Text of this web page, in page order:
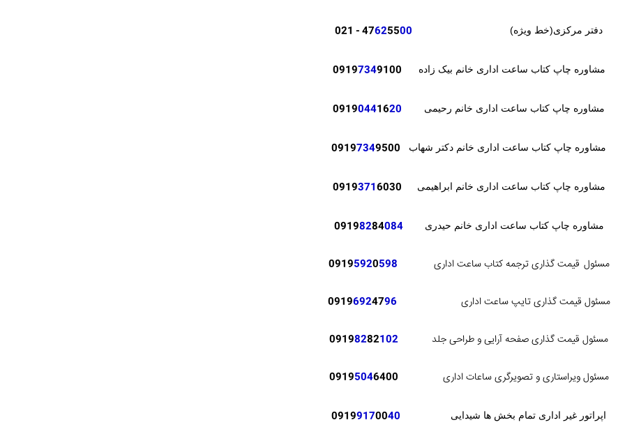
دفتر مرکزی(خط ویژه) 47625500
- 021
مشاوره چاپ کتاب ساعت اداری خانم بیک زاده 09197349100
مشاوره چاپ کتاب ساعت اداری خانم رحیمی 09190441620
مشاوره چاپ کتاب ساعت اداری خانم دکتر شهاب 09197349500
مشاوره چاپ کتاب ساعت اداری خانم ابراهیمی 3716030
مشاوره چاپ کتاب ساعت اداری خانم حیدری 0919
8284084
مسئول قیمت گذاری ترجمه کتاب ساعت اداری 09195920598
مسئول قیمت گذاری تایپ ساعت اداری 09196924796
مسئول قیمت گذاری صفحه آرایی و طراحی جلد 09198282102
مسئول ویراستاری و تصویرگری ساعات اداری 09195046400
اپراتور غیر اداری تمام بخش ها شیدایی 09199170040